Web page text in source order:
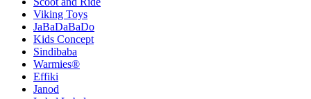
Viking Toys
JaBaDaBaDo
Kids Concept
Sindibaba
Warmies®
Effiki
Janod